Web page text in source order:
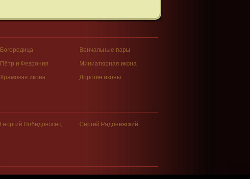
Богородица
Венчальные пары
Пётр и Феврония
Миниатюрная икона
Храмовая икона
Дорогие иконы
Георгий Победоносец
Сергий Радонежский